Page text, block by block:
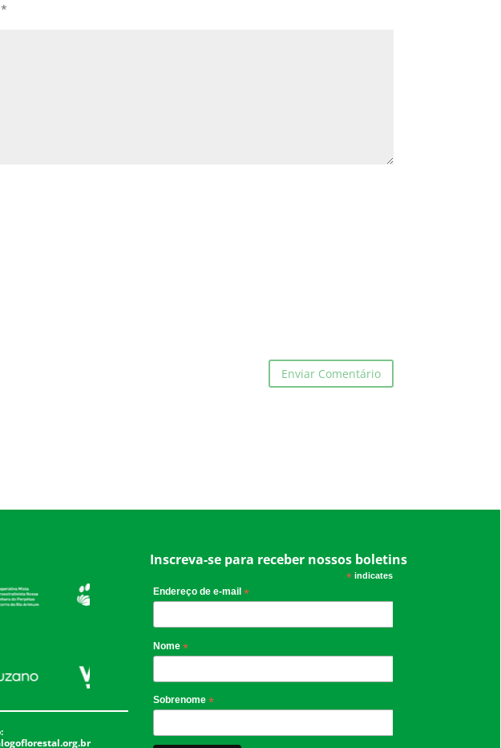
*
Inscreva-se para receber nossos boletins
*indicates required
Endereço de e-mail*
Nome*
Sobrenome*